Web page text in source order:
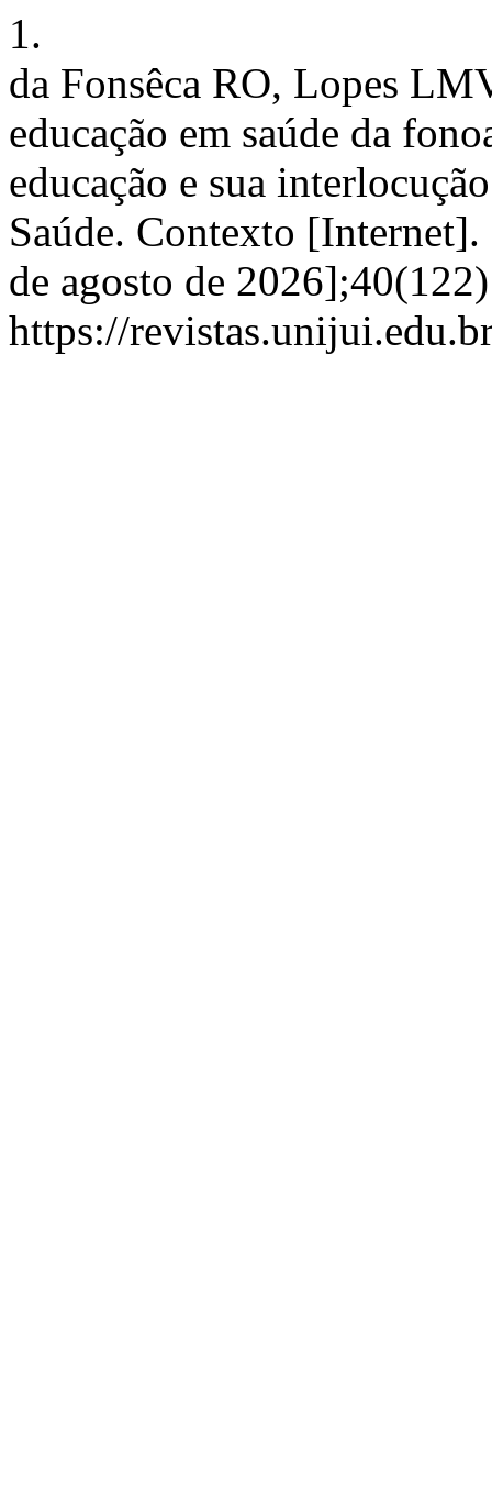
1.
da Fonsêca RO, Lopes
educação em saúde da
educação e sua
Saúde. Contexto
de agosto de
https://